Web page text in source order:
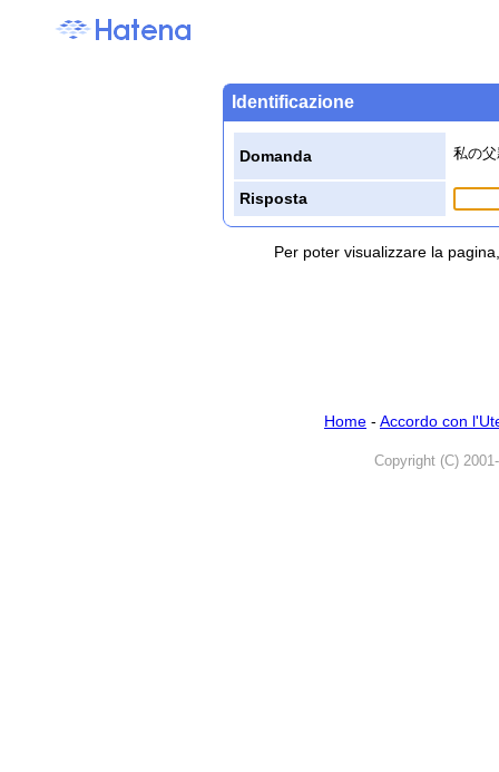
Identificazione
Domanda 私の
Risposta
Per poter visualizzare la
Home - Accordo con
Copyright (C)